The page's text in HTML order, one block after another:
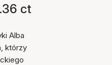
ct
Alba
którzy